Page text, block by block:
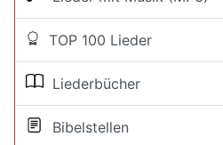
TOP 100 Lieder
Liederbücher
Bibelstellen